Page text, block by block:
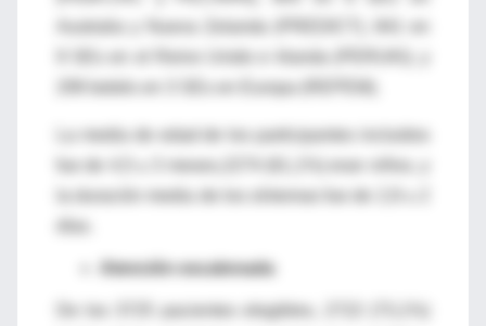
299 bebés en 3 SEs en Europa (REPEM).
Atención escalonada
De los 3725 pacientes elegibles, 2722 (73,1%)